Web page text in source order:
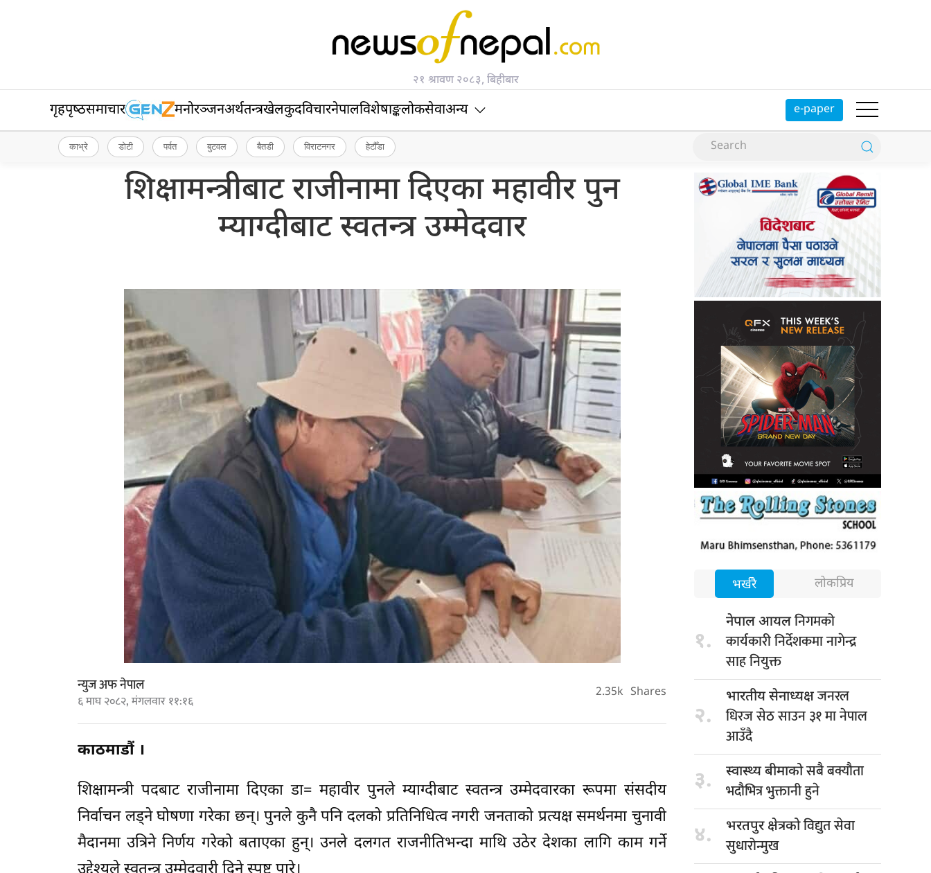
२१ श्रावण २०८३, बिहीबार
गृहपृष्‍ठसमाचार मनोरञ्जनअर्थतन्त्रखेलकुदविचारनेपालविशेषाङ्कलोकसेवाअन्य e-paper
काभ्रे डोटी पर्वत बुटवल बैतडी विराटनगर हेटौँडा
शिक्षामन्त्रीबाट राजीनामा दिएका महावीर पुन
म्याग्दीबाट स्वतन्त्र उम्मेदवार
न्युज अफ नेपाल
६ माघ २०८२, मंगलवार ११:१६ 2.35k Shares
काठमाडौं ।
शिक्षामन्त्री पदबाट राजीनामा दिएका डा= महावीर पुनले म्याग्दीबाट स्वतन्त्र उम्मेदवारका रूपमा संसदीय
निर्वाचन लड्ने घोषणा गरेका छन्। पुनले कुनै पनि दलको प्रतिनिधित्व नगरी जनताको प्रत्यक्ष समर्थनमा चुनावी
मैदानमा उत्रिने निर्णय गरेको बताएका हुन्। उनले दलगत राजनीतिभन्दा माथि उठेर देशका लागि काम गर्ने
भर्खरै लोकप्रिय
१.
नेपाल आयलनिगमको
कार्यकारी निर्देशकमा नागेन्द्र
साह नियुक्त
२.
भारतीय सेनाध्यक्षजनरल
धिरज सेठ साउन ३१ मा नेपाल
आउँदै
३. स्वास्थ्य बीमाकोसबै बक्यौता
भदौभित्र भुक्तानी हुने
४. भरतपुर क्षेत्रकोविद्युत सेवा
सुधारोन्मुख